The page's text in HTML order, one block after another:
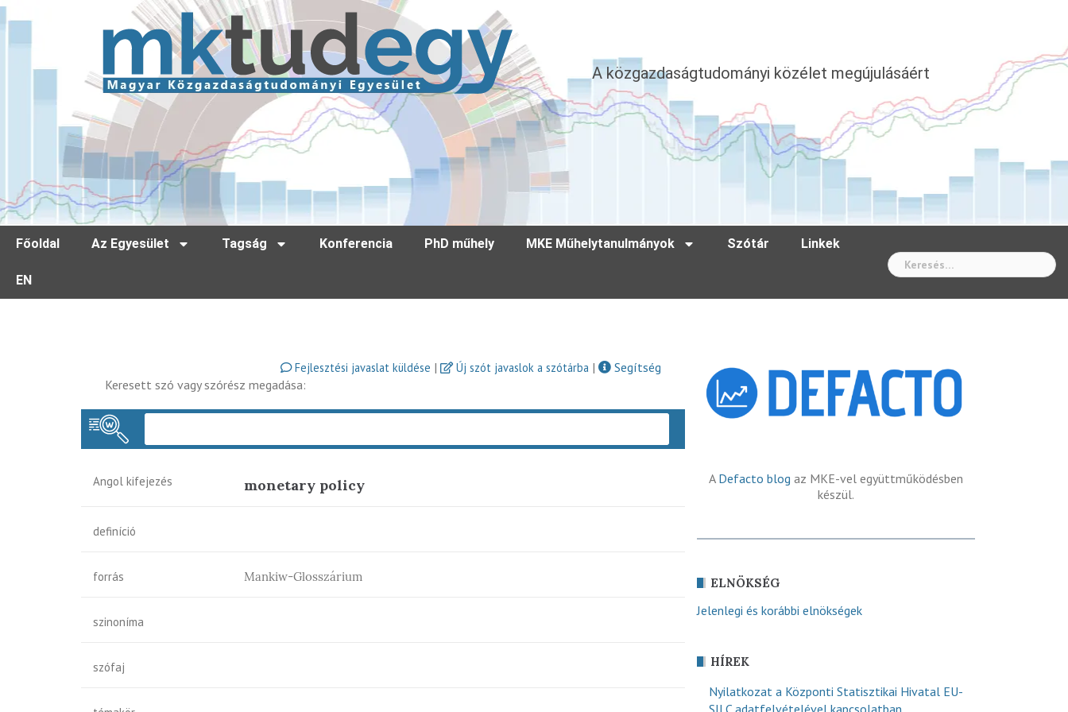
A közgazdaságtudományi közélet megújulásáért
Főoldal Az Egyesület Tagság Konferencia PhD műhely MKE Műhelytanulmányok Szótár Linkek
EN
Fejlesztési javaslat küldése | Új szót javaslok a szótárba |
Segítség
Keresett szó vagy szórész megadása:
Angol kifejezés monetary policy
definíció
forrás Mankiw-Glosszárium
szinoníma
szófaj
A Defacto blog az MKE-vel együttműködésben
készül.
ELNÖKSÉG
Jelenlegi és korábbi elnökségek
HÍREK
Nyilatkozat a Központi Statisztikai Hivatal EU-
SILC adatfelvételével kapcsolatban